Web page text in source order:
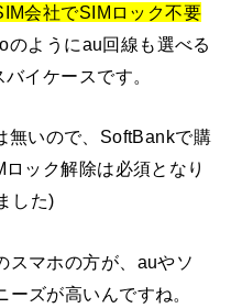
会社でSIMロック不要
のようにau回線も選べる
イケースです。
無いので、SoftBankで購
ック解除は必須となり
した)
スマホの方が、auやソ
ズが高いんですね。